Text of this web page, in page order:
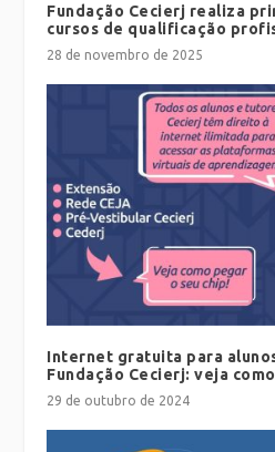
Fundação Cecierj realiza
cursos de qualificação
28 de novembro de 2025
Internet gratuita para
Fundação Cecierj: veja
29 de outubro de 2024